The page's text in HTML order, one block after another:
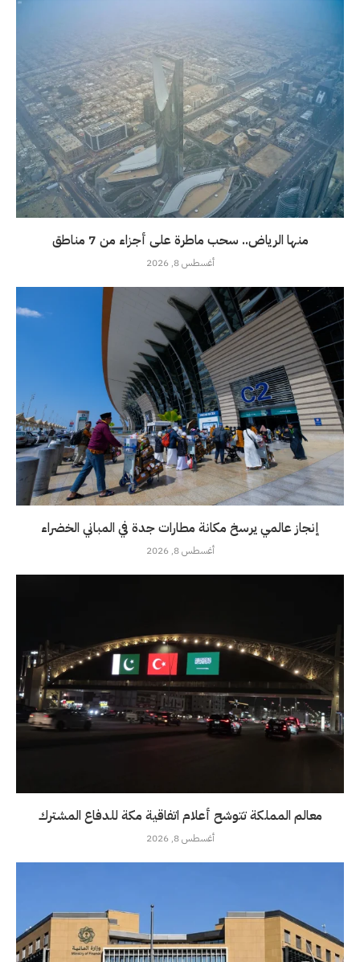
منها الرياض.. سحب ماطرة على أجزاء من 7 مناطق
أغسطس 8, 2026
إنجاز عالمي يرسخ مكانة مطارات جدة في المباني الخضراء
أغسطس 8, 2026
معالم المملكة تتوشح أعلام اتفاقية مكة للدفاع المشترك
أغسطس 8, 2026